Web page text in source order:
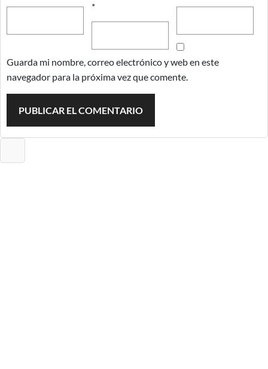
*
Guarda mi nombre, correo electrónico y web en este
navegador para la próxima vez que comente.